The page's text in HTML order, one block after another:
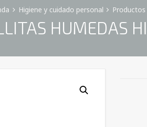
Higiene y cuidado personal Productos
HUMEDAS